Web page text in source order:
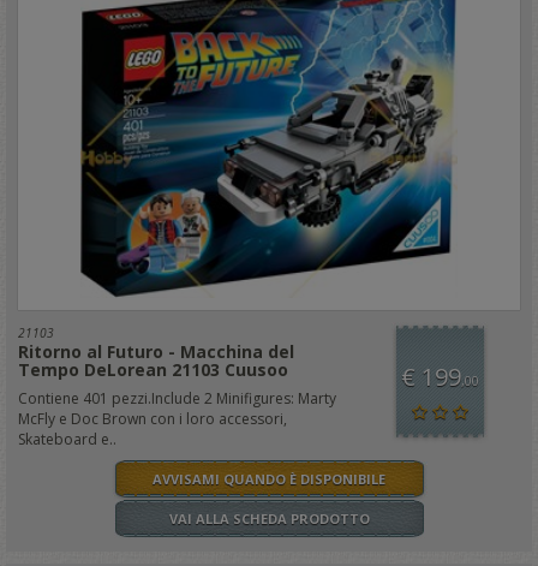
21103
Ritorno al Futuro - Macchina del
Tempo DeLorean 21103 Cuusoo
Contiene 401 pezzi.Include 2 Minifigures: Marty
McFly e Doc Brown con i loro accessori,
Skateboard e..
€ 199,00
AVVISAMI QUANDO È DISPONIBILE
VAI ALLA SCHEDA PRODOTTO